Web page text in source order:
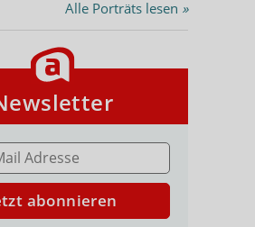
Alle Porträts lesen »
abonnieren